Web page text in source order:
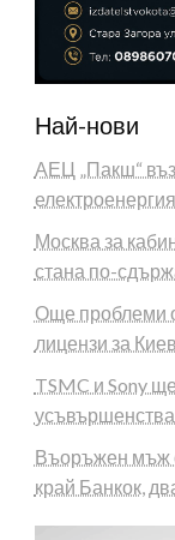
Най-нови
АЕЦ „Пакш“
Москва за
стана по-
Още проблеми
лицензи за Киев
TSMC и Sony
Въоръжен мъж
край Банкок,